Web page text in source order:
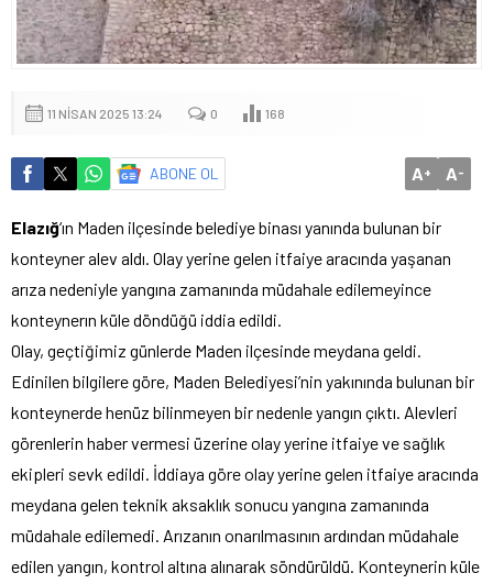
11 NISAN 2025 13:24 0 168
ABONE OL A+ A-
Elazığ‘ın Maden ilçesinde belediye binası yanında bulunan bir
konteyner alev aldı. Olay yerine gelen itfaiye aracında yaşanan
arıza nedeniyle yangına zamanında müdahale edilemeyince
konteynerın küle döndüğü iddia edildi.
Olay, geçtiğimiz günlerde Maden ilçesinde meydana geldi.
Edinilen bilgilere göre, Maden Belediyesi’nin yakınında bulunan bir
konteynerde henüz bilinmeyen bir nedenle yangın çıktı. Alevleri
görenlerin haber vermesi üzerine olay yerine itfaiye ve sağlık
ekipleri sevk edildi. İddiaya göre olay yerine gelen itfaiye aracında
meydana gelen teknik aksaklık sonucu yangına zamanında
müdahale edilemedi. Arızanın onarılmasının ardından müdahale
edilen yangın, kontrol altına alınarak söndürüldü. Konteynerin küle